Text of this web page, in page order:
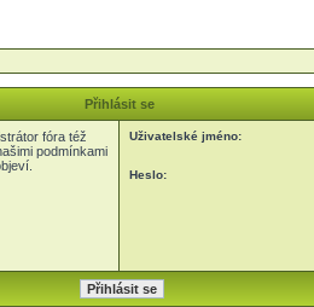
Přihlásit se
fóra též
podmínkami
Uživatelské jméno:
Heslo: